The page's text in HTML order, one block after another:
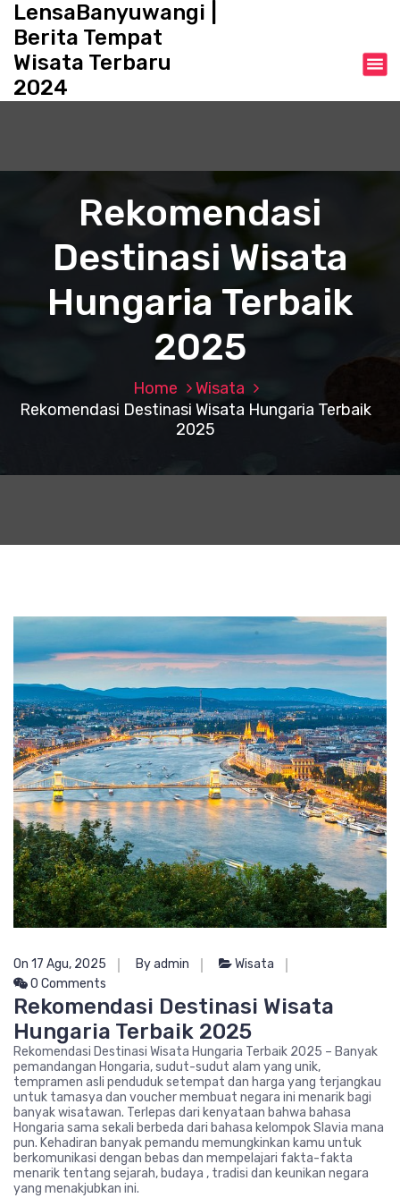
LensaBanyuwangi |
Berita Tempat
Wisata Terbaru
2024
Rekomendasi
Destinasi Wisata
Hungaria Terbaik
2025
Home
Wisata
Rekomendasi Destinasi Wisata Hungaria Terbaik
2025
On 17 Agu, 2025 By admin
Wisata
0 Comments
Rekomendasi Destinasi Wisata
Hungaria Terbaik 2025
Rekomendasi Destinasi Wisata Hungaria Terbaik 2025 – Banyak
pemandangan Hongaria, sudut-sudut alam yang unik,
tempramen asli penduduk setempat dan harga yang terjangkau
untuk tamasya dan voucher membuat negara ini menarik bagi
banyak wisatawan. Terlepas dari kenyataan bahwa bahasa
Hongaria sama sekali berbeda dari bahasa kelompok Slavia mana
pun. Kehadiran banyak pemandu memungkinkan kamu untuk
berkomunikasi dengan bebas dan mempelajari fakta-fakta
menarik tentang sejarah, budaya , tradisi dan keunikan negara
yang menakjubkan ini.